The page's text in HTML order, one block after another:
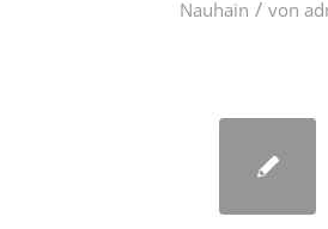
Nauhain / von